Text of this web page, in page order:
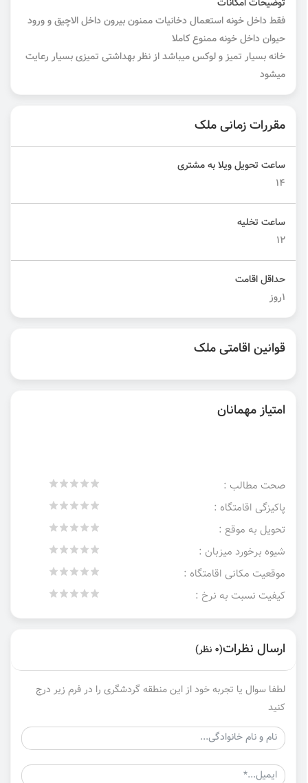
توضیحات امکانات
فقط داخل خونه استعمال دخانیات ممنون بیرون داخل الاچیق و ورود
حیوان داخل خونه ممنوع کاملا
خانه بسیار تمیز و لوکس میباشد از نظر بهداشتی تمیزی بسیار رعایت
میشود
مقررات زمانی ملک
ساعت تحویل ویلا به مشتری
۱۴
ساعت تخلیه
۱۲
حداقل اقامت
۱روز
قوانین اقامتی ملک
امتیاز مهمانان
صحت مطالب :
پاکیزگی اقامتگاه :
تحویل به موقع :
شیوه برخورد میزبان :
موقعیت مکانی اقامتگاه :
کیفیت نسبت به نرخ :
ارسال نظرات(0 نظر)
لطفا سوال یا تجربه خود از این منطقه گردشگری را در فرم زیر درج
کنید